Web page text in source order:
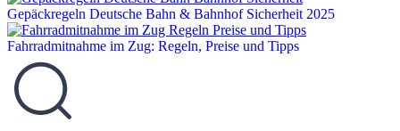
Gepäckregeln Deutsche Bahn & Bahnhof Sicherheit 2025
Fahrradmitnahme im Zug: Regeln, Preise und Tipps